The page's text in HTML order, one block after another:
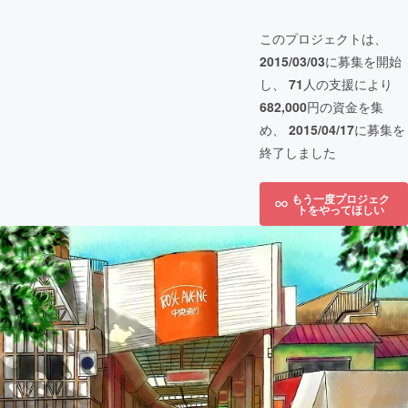
このプロジェクトは、
2015/03/03に募集を開始
し、 71 人の支援により
682,000円の資金を集
め、 2015/04/17に募集を
終了しました
もう一度プロジェク
トをやってほしい